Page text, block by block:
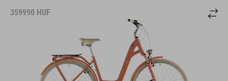
359990 HUF